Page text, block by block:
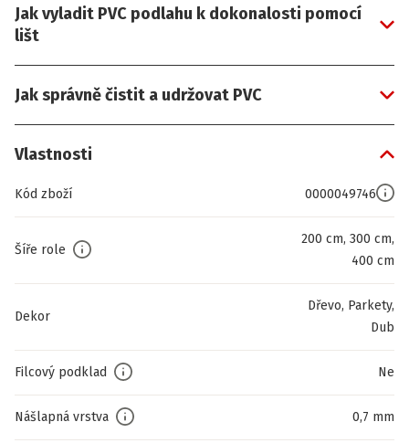
Jak vyladit PVC podlahu k dokonalosti pomocí
lišt
Jak správně čistit a udržovat PVC
Vlastnosti
Kód zboží 0000049746
Šíře role
200 cm, 300 cm,
400 cm
Dekor
Dřevo, Parkety,
Dub
Filcový podklad Ne
Nášlapná vrstva 0,7 mm